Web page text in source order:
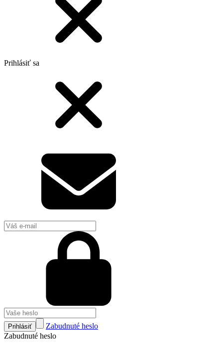
Prihlásiť sa
Prihlásiť
Zabudnuté heslo
Zabudnuté heslo